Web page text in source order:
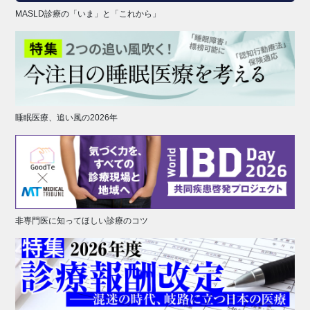
MASLD診療の「いま」と「これから」
睡眠医療、追い風の2026年
非専門医に知ってほしい診療のコツ